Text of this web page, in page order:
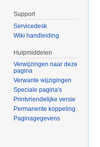
Support
Servicedesk
Wiki handleiding
Hulpmiddelen
Verwijzingen naar deze
pagina
Verwante wijzigingen
Speciale pagina's
Printvriendelijke versie
Permanente koppeling
Paginagegevens